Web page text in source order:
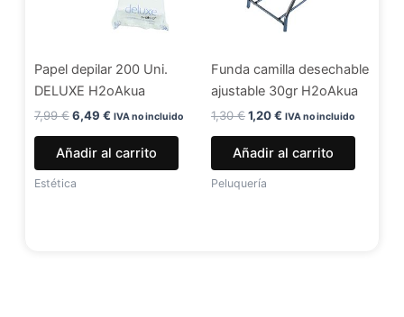
Papel depilar 200 Uni.
DELUXE H2oAkua
7,99€6,49 € IVA no incluido
Añadir al carrito
Estética
Funda camilla desechable
ajustable 30gr H2oAkua
1,30€1,20€ IVA no incluido
Añadir al carrito
Peluquería